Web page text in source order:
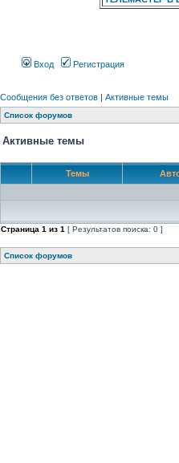
Вход Регистрация
Сообщения без ответов | Активные темы
Список форумов
Активные темы
Темы
Страница 1 из 1 [ Результатов поиска: 0 ]
Список форумов